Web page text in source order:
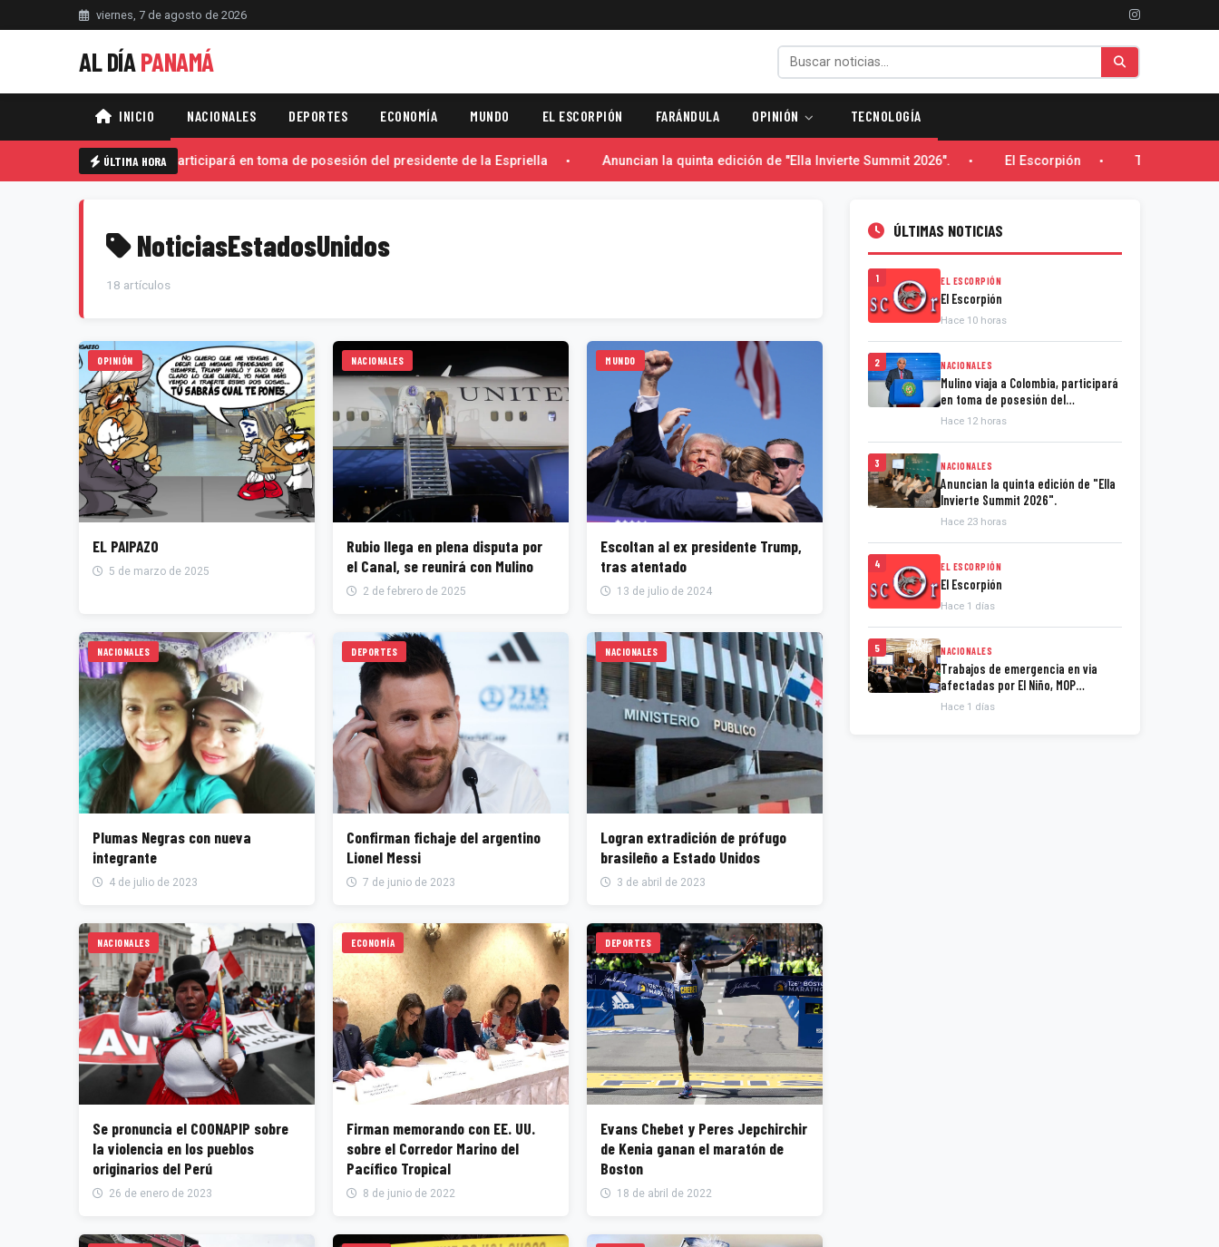
viernes, 7 de agosto de 2026
AL DÍAPANAMÁ
INICIO NACIONALES DEPORTES ECONOMÍA MUNDO EL ESCORPIÓN FARÁNDULA OPINIÓN TECNOLOGÍA
ÚLTIMA HORA
Mulino viaja a Colombia, participará en toma de posesión del presidente de la Espriella Anuncian la quinta edición de "Ella Invierte Summit 2026". El Escorpión Trabajos de
NoticiasEstadosUnidos
18 artículos
OPINIÓN
EL PAIPAZO
5 de marzo de 2025
NACIONALES
Rubio llega en plena disputa por
el Canal, se reunirá con Mulino
2 de febrero de 2025
MUNDO
Escoltan al ex presidente Trump,
tras atentado
13 de julio de 2024
NACIONALES
Plumas Negras con nueva
integrante
4 de julio de 2023
DEPORTES
Confirman fichaje del argentino
Lionel Messi
7 de junio de 2023
NACIONALES
Logran extradición de prófugo
brasileño a Estado Unidos
3 de abril de 2023
NACIONALES
Se pronuncia el COONAPIP sobre
la violencia en los pueblos
originarios del Perú
26 de enero de 2023
ECONOMÍA
Firman memorando con EE. UU.
sobre el Corredor Marino del
Pacífico Tropical
8 de junio de 2022
DEPORTES
Evans Chebet y Peres Jepchirchir
de Kenia ganan el maratón de
Boston
18 de abril de 2022
ÚLTIMAS NOTICIAS
1 EL ESCORPIÓN
El Escorpión
Hace 10 horas
2 NACIONALES
Mulino viaja a Colombia, participará
en toma de posesión del
presidente de la Espriella
Hace 12 horas
3 NACIONALES
Anuncian la quinta edición de "Ella
Invierte Summit 2026".
Hace 23 horas
4 EL ESCORPIÓN
El Escorpión
Hace 1 días
5 NACIONALES
Trabajos de emergencia en via
afectadas por El Niño, MOP
presenta informe.
Hace 1 días